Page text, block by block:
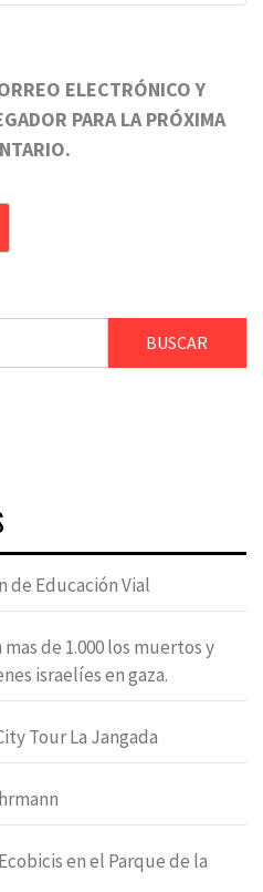
ELECTRÓNICO Y
PARA LA PRÓXIMA
de Educación Vial
de 1.000 los muertos y
israelíes en gaza.
Tour La Jangada
en el Parque de la